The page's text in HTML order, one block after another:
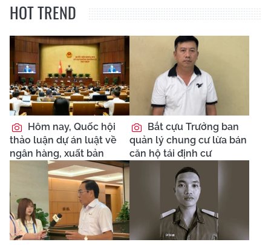
HOT TREND
Hôm nay, Quốc hội
thảo luận dự án luật về
ngân hàng, xuất bản
Bắt cựu Trưởng ban
quản lý chung cư lừa bán
căn hộ tái định cư